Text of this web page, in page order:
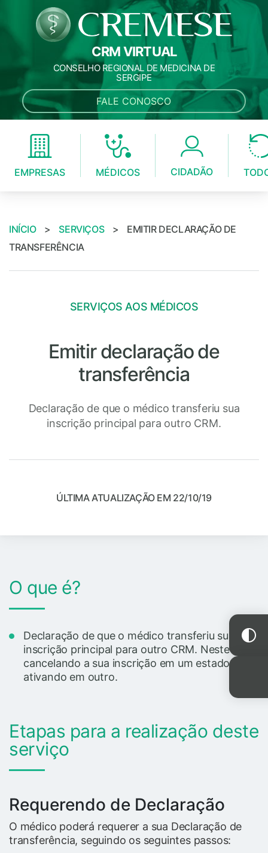
CRM VIRTUAL
CONSELHO REGIONAL DE MEDICINA DE
SERGIPE
FALE CONOSCO
EMPRESAS MÉDICOS CIDADÃO
INÍCIO > SERVIÇOS >
EMITIR DECLARAÇÃO DE
TRANSFERÊNCIA
SERVIÇOS AOS MÉDICOS
Emitir declaração de
transferência
Declaração de que o médico transferiu sua
inscrição principal para outro CRM.
ÚLTIMA ATUALIZAÇÃO EM 22/10/19
O que é?
Declaração de que o médico transferiu sua
inscrição principal para outro CRM. Neste caso,
cancelando a sua inscrição em um estado e
ativando em outro.
Etapas para a realização deste
serviço
Requerendo de Declaração
O médico poderá requerer a sua Declaração de
transferência, seguindo os seguintes passos: